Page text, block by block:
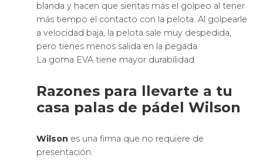
blanda y hacen que sientas más el golpeo al tener
más tiempo el contacto con la pelota. Al golpearle
a velocidad baja, la pelota sale muy despedida,
pero tienes menos salida en la pegada.
La goma EVA tiene mayor durabilidad.
Razones para llevarte a tu
casa palas de pádel Wilson
Wilson es una firma que no requiere de
presentación.